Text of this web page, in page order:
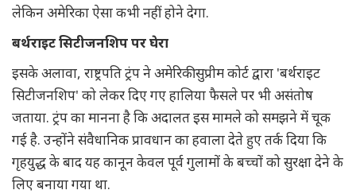
लेकिन अमेरिका ऐसा कभी नहीं होने देगा.
बर्थराइट सिटीजनशिप पर घेरा
इसके अलावा, राष्ट्रपति ट्रंप ने अमेरिकी सुप्रीम कोर्ट द्वारा 'बर्थराइट
सिटीजनशिप' को लेकर दिए गए हालिया फैसले पर भी असंतोष
जताया. ट्रंप का मानना है कि अदालत इस मामले को समझने में चूक
गई है. उन्होंने संवैधानिक प्रावधान का हवाला देते हुए तर्क दिया कि
गृहयुद्ध के बाद यह कानून केवल पूर्व गुलामों के बच्चों को सुरक्षा देने के
लिए बनाया गया था.